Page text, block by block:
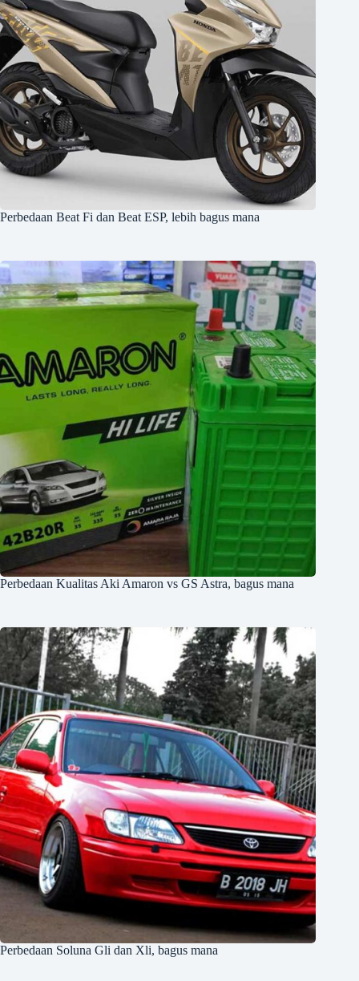
Perbedaan Beat Fi dan Beat ESP, lebih bagus mana
Perbedaan Kualitas Aki Amaron vs GS Astra, bagus mana
Perbedaan Soluna Gli dan Xli, bagus mana